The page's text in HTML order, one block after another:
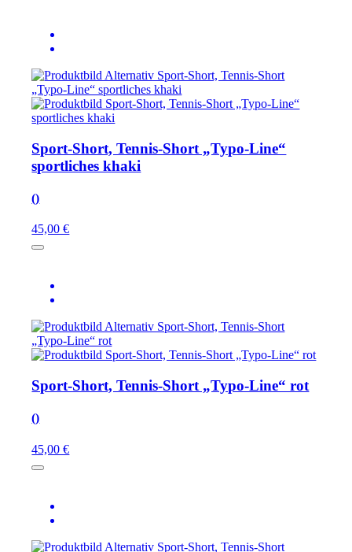
Sport-Short, Tennis-Short „Typo-Line“
sportliches khaki
()
45,00 €
Sport-Short, Tennis-Short „Typo-Line“ rot
()
45,00 €